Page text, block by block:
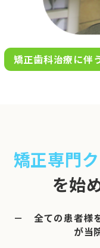
完全
※日
矯正歯科治療に伴
矯正専門
を始
－ 全ての患者様
が当